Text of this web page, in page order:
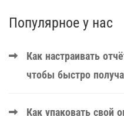
Популярное у нас
Как настраивать
чтобы быстро
Как упаковать свой